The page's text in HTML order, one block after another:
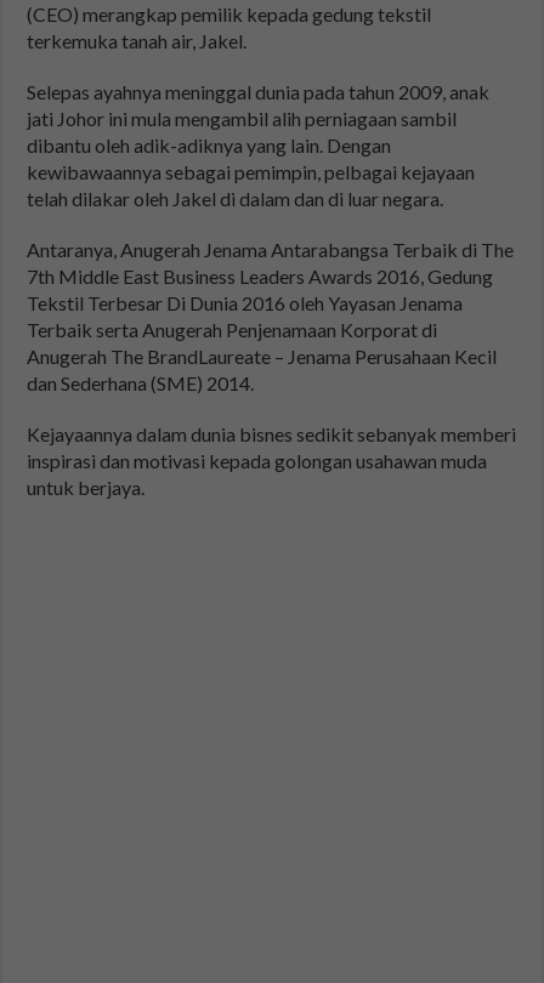
(CEO) merangkap pemilik kepada gedung tekstil
terkemuka tanah air, Jakel.
Selepas ayahnya meninggal dunia pada tahun 2009, anak
jati Johor ini mula mengambil alih perniagaan sambil
dibantu oleh adik-adiknya yang lain. Dengan
kewibawaannya sebagai pemimpin, pelbagai kejayaan
telah dilakar oleh Jakel di dalam dan di luar negara.
Antaranya, Anugerah Jenama Antarabangsa Terbaik di The
7th Middle East Business Leaders Awards 2016, Gedung
Tekstil Terbesar Di Dunia 2016 oleh Yayasan Jenama
Terbaik serta Anugerah Penjenamaan Korporat di
Anugerah The BrandLaureate – Jenama Perusahaan Kecil
dan Sederhana (SME) 2014.
Kejayaannya dalam dunia bisnes sedikit sebanyak memberi
inspirasi dan motivasi kepada golongan usahawan muda
untuk berjaya.